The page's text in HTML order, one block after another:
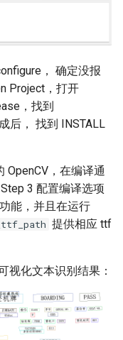
， 确定没报
Project，打开
，找到
后， 找到 INSTALL
OpenCV，在编译通
3 配置编译选项
能，并且在运行
提供相应 ttf
视化文本识别结果：